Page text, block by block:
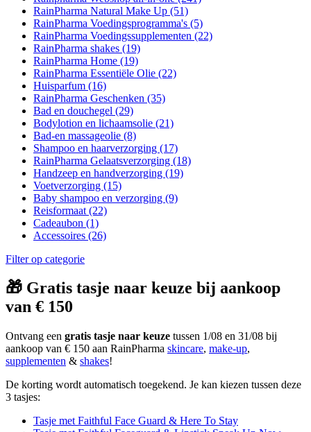
RainPharma Natural Make Up (51)
RainPharma Voedingsprogramma's (5)
RainPharma Voedingssupplementen (22)
RainPharma shakes (19)
RainPharma Home (19)
RainPharma Essentiële Olie (22)
Huisparfum (16)
RainPharma Geschenken (35)
Bad en douchegel (29)
Bodylotion en lichaamsolie (21)
Bad-en massageolie (8)
Shampoo en haarverzorging (17)
RainPharma Gelaatsverzorging (18)
Handzeep en handverzorging (19)
Voetverzorging (15)
Baby shampoo en verzorging (9)
Reisformaat (22)
Cadeaubon (1)
Accessoires (26)
Filter op categorie
🎁 Gratis tasje naar keuze bij aankoop
van € 150
Ontvang een gratis tasje naar keuze tussen 1/08 en 31/08 bij
aankoop van € 150 aan RainPharma skincare, make-up,
supplementen & shakes!
De korting wordt automatisch toegekend. Je kan kiezen tussen deze
3 tasjes:
Tasje met Faithful Face Guard & Here To Stay